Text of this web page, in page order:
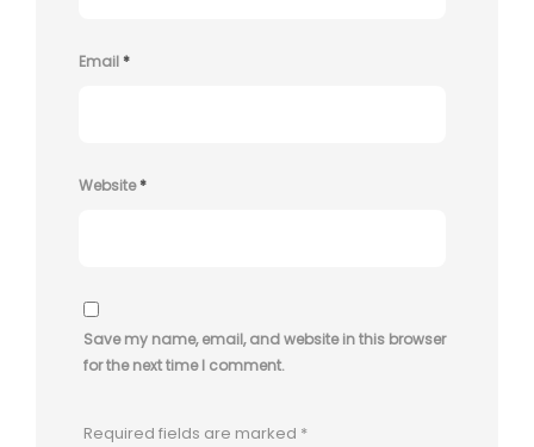
Email*
Website*
Save my name, email, and website in this browser
for the next time I comment.
Required fields are marked *